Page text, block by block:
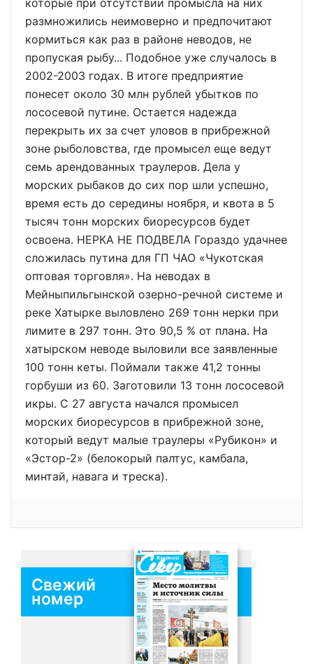
которые при отсутствии промысла на них
размножились неимоверно и предпочитают
кормиться как раз в районе неводов, не
пропуская рыбу... Подобное уже случалось в
2002-2003 годах. В итоге предприятие
понесет около 30 млн рублей убытков по
лососевой путине. Остается надежда
перекрыть их за счет уловов в прибрежной
зоне рыболовства, где промысел еще ведут
семь арендованных траулеров. Дела у
морских рыбаков до сих пор шли успешно,
время есть до середины ноября, и квота в 5
тысяч тонн морских биоресурсов будет
освоена. НЕРКА НЕ ПОДВЕЛА Гораздо удачнее
сложилась путина для ГП ЧАО «Чукотская
оптовая торговля». На неводах в
Мейныпильгынской озерно-речной системе и
реке Хатырке выловлено 269 тонн нерки при
лимите в 297 тонн. Это 90,5 % от плана. На
хатырском неводе выловили все заявленные
100 тонн кеты. Поймали также 41,2 тонны
горбуши из 60. Заготовили 13 тонн лососевой
икры. С 27 августа начался промысел
морских биоресурсов в прибрежной зоне,
который ведут малые траулеры «Рубикон» и
«Эстор-2» (белокорый палтус, камбала,
минтай, навага и треска).
Свежий
номер